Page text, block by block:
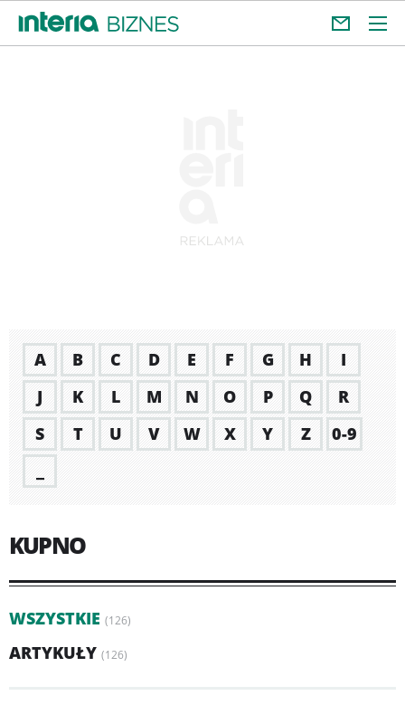
A B C D E F G H
I
J
K L M N O P Q
R
S
T U V W X Y Z
0-9
KUPNO
WSZYSTKIE (126)
ARTYKUŁY (126)